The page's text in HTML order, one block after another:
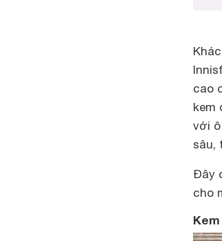
cao
kem
với
sâu,
Đây
cho